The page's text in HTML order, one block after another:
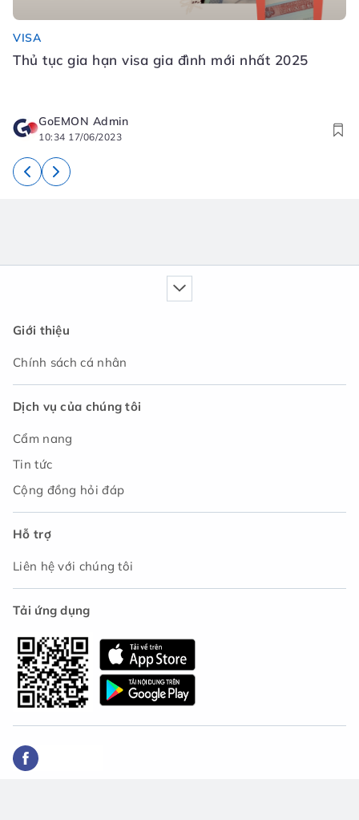
VISA
Thủ tục gia hạn visa gia đình mới nhất 2025
GoEMON Admin
10:34 17/06/2023
Giới thiệu
Chính sách cá nhân
Dịch vụ của chúng tôi
Cẩm nang
Tin tức
Cộng đồng hỏi đáp
Hỗ trợ
Liên hệ với chúng tôi
Tải ứng dụng